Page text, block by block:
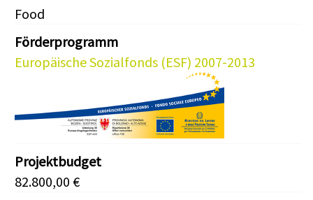
Food
Förderprogramm
Europäische Sozialfonds (ESF) 2007-2013
Projektbudget
82.800,00 €